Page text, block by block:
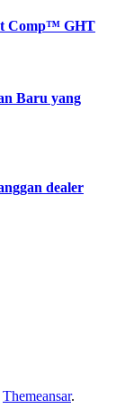
Comp™ GHT
Baru yang
dealer
Themeansar.